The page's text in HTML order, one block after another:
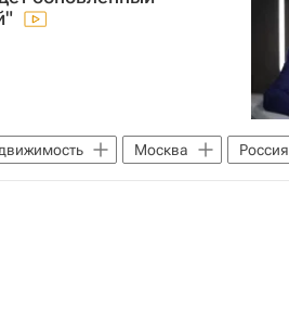
Комплекс городского хозяйства Москвы
Москва
Россия
Спортивные объекты